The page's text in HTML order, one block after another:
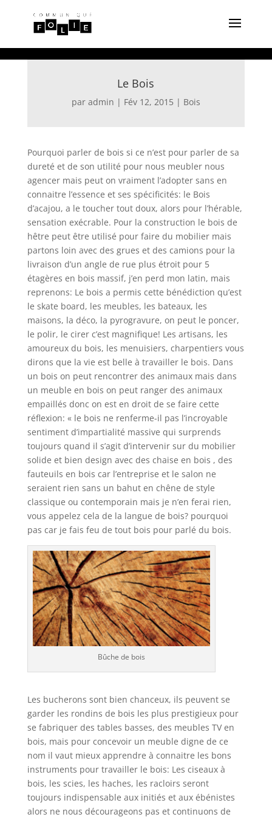
Le Bois
par admin | Fév 12, 2015 | Bois
Pourquoi parler de bois si ce n’est pour parler de sa
dureté et de son utilité pour nous meubler nous
agencer mais peut on vraiment l’adopter sans en
connaitre l’essence et ses spécificités: le Bois
d’acajou, a le toucher tout doux, alors pour l’hérable,
sensation exécrable. Pour la construction le bois de
hêtre peut être utilisé pour faire du mobilier mais
partons loin avec des grues et des camions pour la
livraison d’un angle de rue plus étroit pour 5
étagères en bois massif, j’en perd mon latin, mais
reprenons: Le bois a permis cette bénédiction qu’est
le skate board, les meubles, les bateaux, les
maisons, la déco, la pyrogravure, on peut le poncer,
le polir, le cirer c’est magnifique! Les artisans, les
amoureux du bois, les menuisiers, charpentiers vous
dirons que la vie est belle à travailler le bois. Dans
un bois on peut rencontrer des animaux mais dans
un meuble en bois on peut ranger des animaux
empaillés donc on est en droit de se faire cette
réflexion: « le bois ne renferme-il pas l’incroyable
sentiment d’impartialité massive qui surprends
toujours quand il s’agit d’intervenir sur du mobilier
solide et bien design avec des chaise en bois , des
fauteuils en bois car l’entreprise et le salon ne
seraient rien sans un bahut en chêne de style
classique ou contemporain mais je n’en ferai rien,
vous appelez cela de la langue de bois? pourquoi
pas car je fais feu de tout bois pour parlé du bois.
Bûche de bois
Les bucherons sont bien chanceux, ils peuvent se
garder les rondins de bois les plus prestigieux pour
se fabriquer des tables basses, des meubles TV en
bois, mais pour concevoir un meuble digne de ce
nom il vaut mieux apprendre à connaitre les bons
instruments pour travailler le bois: Les ciseaux à
bois, les scies, les haches, les racloirs seront
toujours indispensable aux initiés et aux ébénistes
alors ne nous décourageons pas et continuons de